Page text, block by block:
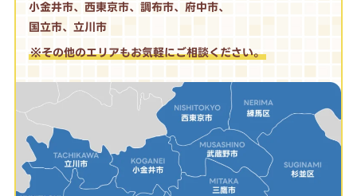
小金井市、西東京市、調布市、府中市、
国立市、立川市
※その他のエリアもお気軽にご相談ください。